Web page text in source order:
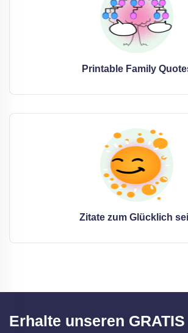
Printable Family
Zitate zum Glücklich
Erhalte unseren GRATIS